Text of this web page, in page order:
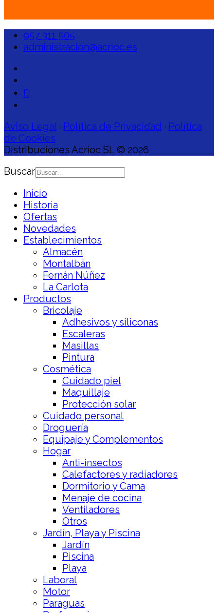
957 311 505
administracion@acrioc.es
Aviso Legal · Política de Privacidad · Política
de Cookies
Distribuciones Acrioc SL © 2026
Buscar
Inicio
Historia
Ofertas
Novedades
Establecimientos
Almacén
Montalbán
Fernán Núñez
La Carlota
Productos
Bricolaje
Adhesivos y siliconas
Escaleras
Masillas
Pintura
Cosmética
Cuidado piel
Maquillaje
Protección solar
Cuidado personal
Droguería
Equipaje y Complementos
Hogar
Anti-insectos
Calefactores y radiadores
Dormitorio y Cama
Menaje de cocina
Ventiladores
Otros
Jardín, Playa y Piscina
Jardín
Piscina
Playa
Laboral
Motor
Paraguas